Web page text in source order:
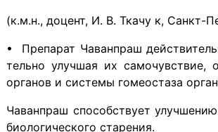
(к.м.н., доцент, И. В. Ткачу к, Санкт-
• Препарат Чаванпраш
тельно улучшая их самочувствие,
органов и системы гомеостаза
Чаванпраш способствует
биологического старения.